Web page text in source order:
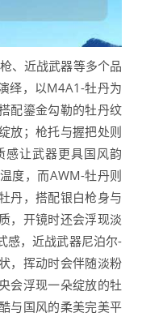
、近战武器等多个品
绎，以M4A1-牡丹为
配鎏金勾勒的牡丹纹
放；枪托与握把处则
感让武器更具国风韵
度，而AWM-牡丹则
丹，搭配银白枪身与
，开镜时还会浮现淡
感，近战武器尼泊尔-
，挥动时会伴随淡粉
会浮现一朵绽放的牡
与国风的柔美完美平